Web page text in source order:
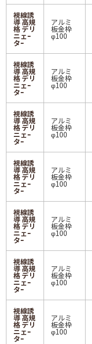
視線誘
導 高規
格 デリ
ニェｰ
タｰ
アルミ
板金枠
φ100
視線誘
導 高規
格 デリ
ニェｰ
タｰ
アルミ
板金枠
φ100
視線誘
導 高規
格 デリ
ニェｰ
タｰ
アルミ
板金枠
φ100
視線誘
導 高規
格 デリ
ニェｰ
タｰ
アルミ
板金枠
φ100
視線誘
導 高規
格 デリ
ニェｰ
タｰ
アルミ
板金枠
φ100
視線誘
導 高規
格 デリ
ニェｰ
タｰ
アルミ
板金枠
φ100
視線誘
導 高規
格 デリ
ニェｰ
タｰ
アルミ
板金枠
φ100